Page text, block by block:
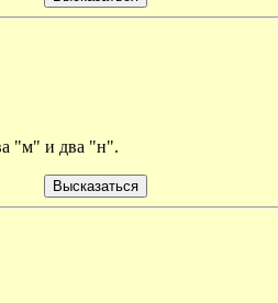
"м" и два "н".